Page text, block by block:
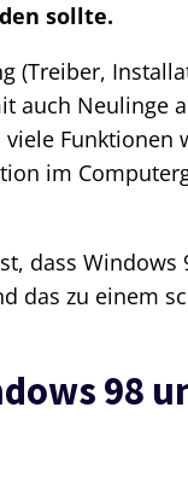
sollte.
(Treiber,
auch Neulinge
Funktionen
im
dass Windows
das zu einem
98